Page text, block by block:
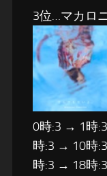
3位…マカロ
0時:3 → 1時
時:3 → 10時
時:3 → 18時